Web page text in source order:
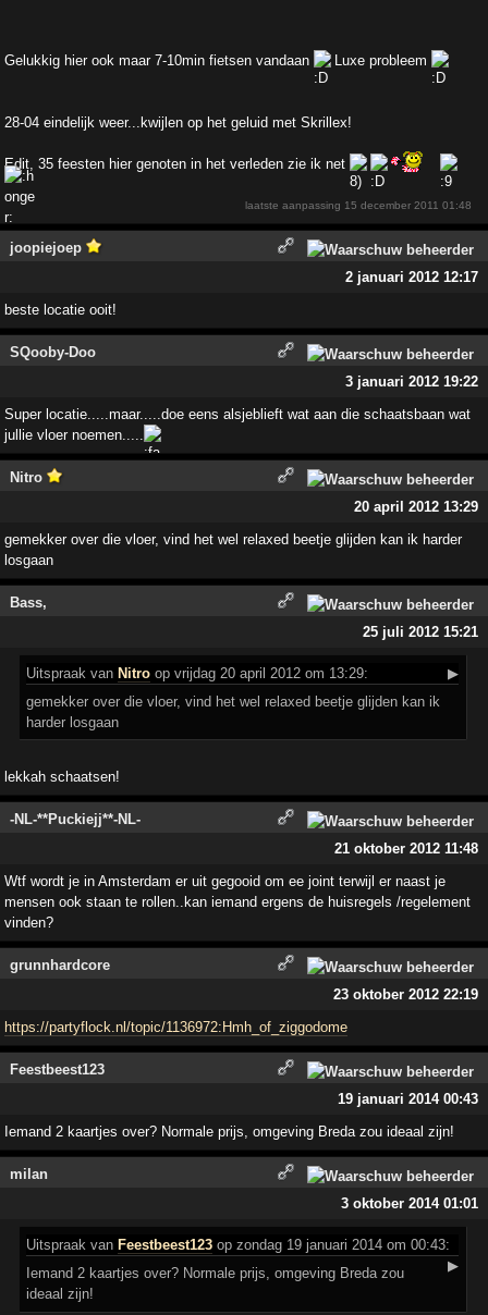
Gelukkig hier ook maar 7-10min fietsen vandaan Luxe probleem
28-04 eindelijk weer...kwijlen op het geluid met Skrillex!
Edit, 35 feesten hier genoten in het verleden zie ik net
laatste aanpassing 15 december 2011 01:48
joopiejoep
2 januari 2012 12:17
beste locatie ooit!
SQooby-Doo
3 januari 2012 19:22
Super locatie.....maar.....doe eens alsjeblieft wat aan die schaatsbaan wat
jullie vloer noemen.....
Nitro
20 april 2012 13:29
gemekker over die vloer, vind het wel relaxed beetje glijden kan ik harder
losgaan
Bass,
25 juli 2012 15:21
Uitspraak vanNitro op vrijdag 20 april 2012 om 13:29:
▶
gemekker over die vloer, vind het wel relaxed beetje glijden kan ik
harder losgaan
lekkah schaatsen!
-NL-**Puckiejj**-NL-
21 oktober 2012 11:48
Wtf wordt je in Amsterdam er uit gegooid om ee joint terwijl er naast je
mensen ook staan te rollen..kan iemand ergens de huisregels /regelement
vinden?
grunnhardcore
23 oktober 2012 22:19
https://partyflock.nl/topic/1136972:Hmh_of_ziggodome
Feestbeest123
19 januari 2014 00:43
Iemand 2 kaartjes over? Normale prijs, omgeving Breda zou ideaal zijn!
milan
3 oktober 2014 01:01
Uitspraak van Feestbeest123 op zondag 19 januari 2014 om 00:43:
▶
Iemand 2 kaartjes over? Normale prijs, omgeving Breda zou
ideaal zijn!